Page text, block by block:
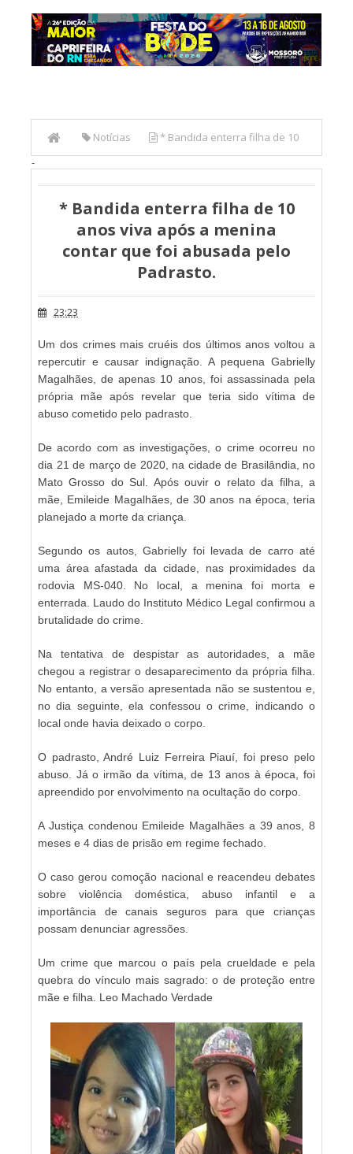
Notícias * Bandida enterra filha de 10
anos viva após a menina contar que foi abusada pelo
-
* Bandida enterra filha de 10
anos viva após a menina
contar que foi abusada pelo
Padrasto.
23:23
Um dos crimes mais cruéis dos últimos anos voltou a
repercutir e causar indignação. A pequena Gabrielly
Magalhães, de apenas 10 anos, foi assassinada pela
própria mãe após revelar que teria sido vítima de
abuso cometido pelo padrasto.
De acordo com as investigações, o crime ocorreu no
dia 21 de março de 2020, na cidade de Brasilândia, no
Mato Grosso do Sul. Após ouvir o relato da filha, a
mãe, Emileide Magalhães, de 30 anos na época, teria
planejado a morte da criança.
Segundo os autos, Gabrielly foi levada de carro até
uma área afastada da cidade, nas proximidades da
rodovia MS-040. No local, a menina foi morta e
enterrada. Laudo do Instituto Médico Legal confirmou a
brutalidade do crime.
Na tentativa de despistar as autoridades, a mãe
chegou a registrar o desaparecimento da própria filha.
No entanto, a versão apresentada não se sustentou e,
no dia seguinte, ela confessou o crime, indicando o
local onde havia deixado o corpo.
O padrasto, André Luiz Ferreira Piauí, foi preso pelo
abuso. Já o irmão da vítima, de 13 anos à época, foi
apreendido por envolvimento na ocultação do corpo.
A Justiça condenou Emileide Magalhães a 39 anos, 8
meses e 4 dias de prisão em regime fechado.
O caso gerou comoção nacional e reacendeu debates
sobre violência doméstica, abuso infantil e a
importância de canais seguros para que crianças
possam denunciar agressões.
Um crime que marcou o país pela crueldade e pela
quebra do vínculo mais sagrado: o de proteção entre
mãe e filha. Leo Machado Verdade